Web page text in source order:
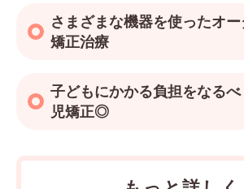
さまざまな機器を使ったオ
矯正治療
子どもにかかる負担をなる
児矯正◎